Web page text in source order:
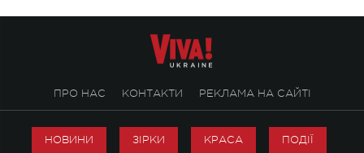
ПРО НАС КОНТАКТИ РЕКЛАМА НА САЙТІ
НОВИНИ ЗІРКИ КРАСА ПОДІЇ